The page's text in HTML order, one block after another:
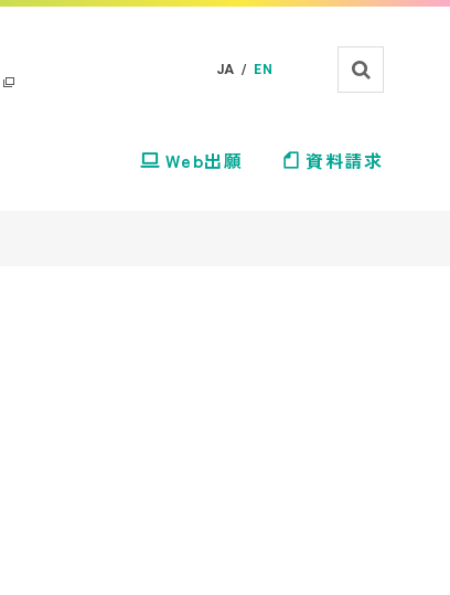
JA / EN
Web出願 資料請求